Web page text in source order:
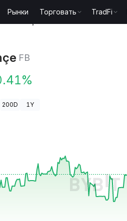
Рынки Торговать TradFi
FB
200D 1Y